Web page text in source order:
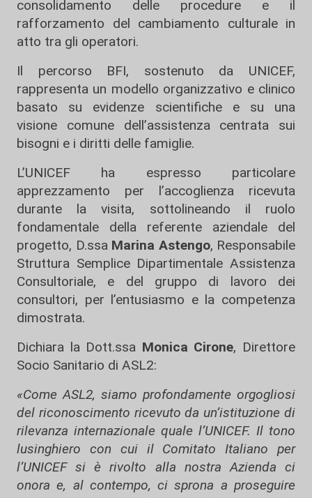
consolidamento delle procedure e il
rafforzamento del cambiamento culturale in
atto tra gli operatori.
Il percorso BFI, sostenuto da UNICEF,
rappresenta un modello organizzativo e clinico
basato su evidenze scientifiche e su una
visione comune dell’assistenza centrata sui
bisogni e i diritti delle famiglie.
L’UNICEF ha espresso particolare
apprezzamento per l’accoglienza ricevuta
durante la visita, sottolineando il ruolo
fondamentale della referente aziendale del
progetto, D.ssa Marina Astengo, Responsabile
Struttura Semplice Dipartimentale Assistenza
Consultoriale, e del gruppo di lavoro dei
consultori, per l’entusiasmo e la competenza
dimostrata.
Dichiara la Dott.ssa Monica Cirone, Direttore
Socio Sanitario di ASL2:
«Come ASL2, siamo profondamente orgogliosi
del riconoscimento ricevuto da un’istituzione di
rilevanza internazionale quale l’UNICEF. Il tono
lusinghiero con cui il Comitato Italiano per
l’UNICEF si è rivolto alla nostra Azienda ci
onora e, al contempo, ci sprona a proseguire